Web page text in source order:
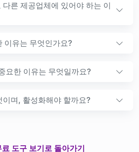
다른 제공업체에 있어야 하는 이
이유는 무엇인가요?
요한 이유는 무엇일까요?
이며, 활성화해야 할까요?
료 도구 보기로 돌아가기